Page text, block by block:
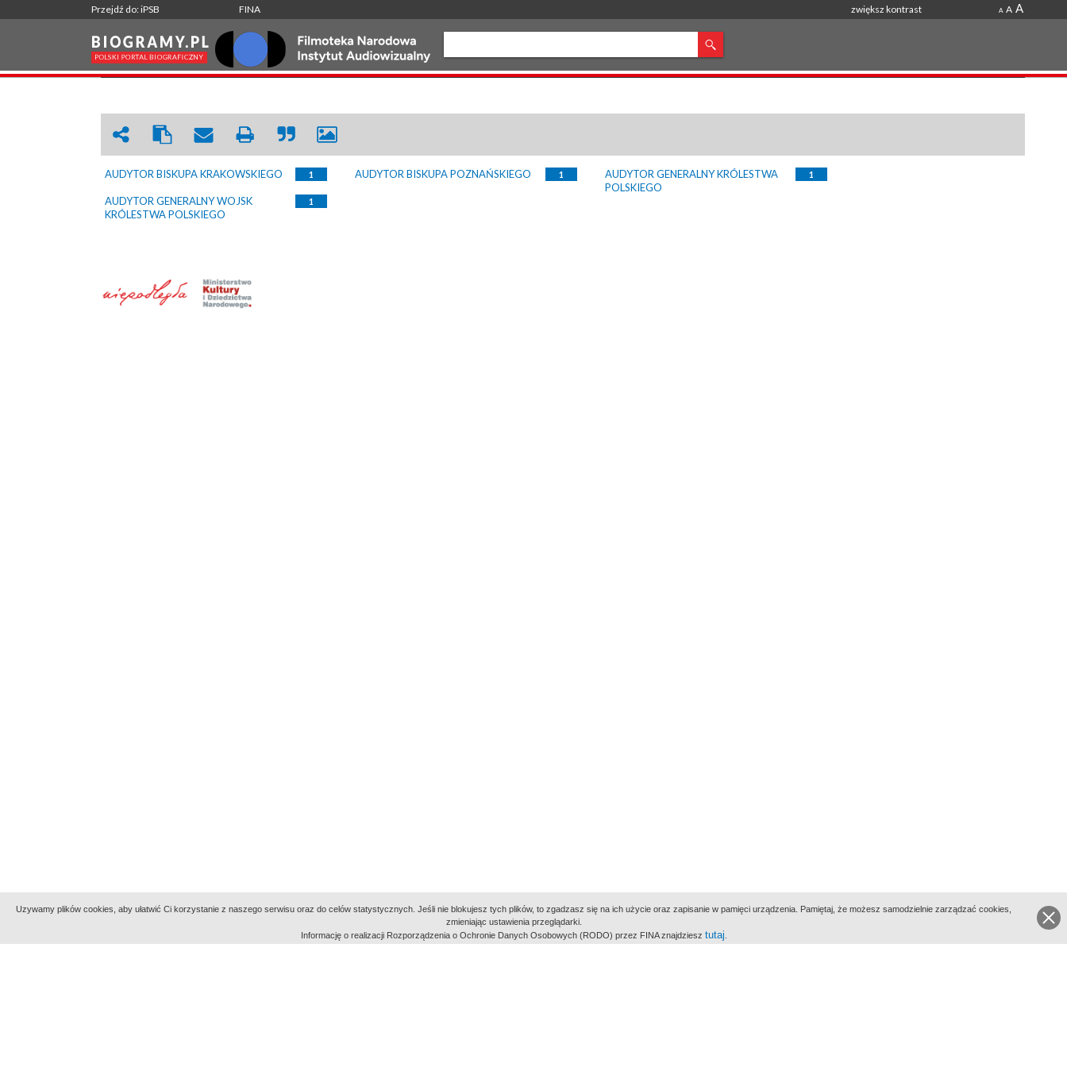
Przejdź do: iPSB FINA zwiększ kontrast A A A
AUDYTOR | WRÓĆ
AUDYTOR BISKUPA KRAKOWSKIEGO 1 AUDYTOR BISKUPA POZNAŃSKIEGO 1
AUDYTOR GENERALNY KRÓLESTWA
POLSKIEGO
1
AUDYTOR GENERALNY WOJSK
KRÓLESTWA POLSKIEGO
1
Indeksy: aktywności alfabetyczny tematyczny miejsc
Uzywamy plików cookies, aby ułatwić Ci korzystanie z naszego serwisu oraz do celów statystycznych. Jeśli nie blokujesz tych plików, to zgadzasz się na ich użycie oraz zapisanie w pamięci urządzenia. Pamiętaj, że możesz samodzielnie zarządzać cookies,
zmieniając ustawienia przeglądarki.
Informację o realizacji Rozporządzenia o Ochronie Danych Osobowych (RODO) przez FINA znajdziesz tutaj